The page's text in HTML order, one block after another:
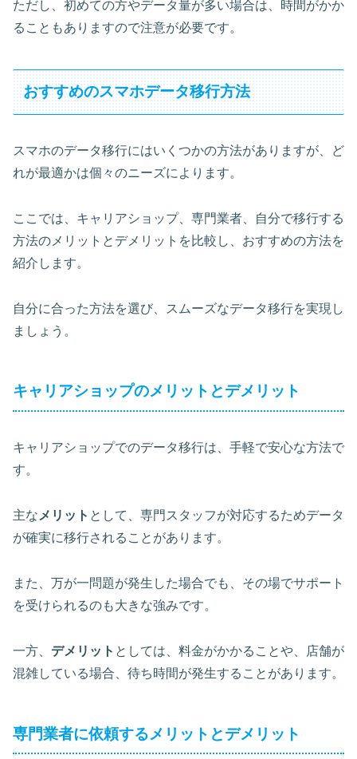
ただし、初めての方やデータ量が多い場合は、時間がかか
ることもありますので注意が必要です。
おすすめのスマホデータ移行方法
スマホのデータ移行にはいくつかの方法がありますが、ど
れが最適かは個々のニーズによります。
ここでは、キャリアショップ、専門業者、自分で移行する
方法のメリットとデメリットを比較し、おすすめの方法を
紹介します。
自分に合った方法を選び、スムーズなデータ移行を実現し
ましょう。
キャリアショップのメリットとデメリット
キャリアショップでのデータ移行は、手軽で安心な方法で
す。
主な メリット として、専門スタッフが対応するためデータ
が確実に移行されることがあります。
また、万が一問題が発生した場合でも、その場でサポート
を受けられるのも大きな強みです。
一方、 デメリット としては、料金がかかることや、店舗が
混雑している場合、待ち時間が発生することがあります。
専門業者に依頼するメリットとデメリット